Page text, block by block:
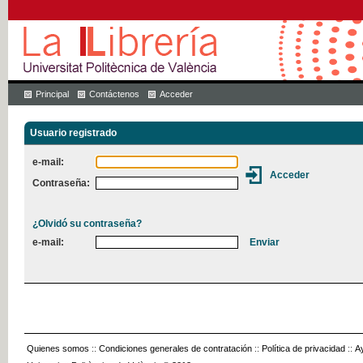
Principal Contáctenos Acceder
Usuario registrado
e-mail:
Contraseña:
¿Olvidó su contraseña?
e-mail:
Quienes somos :: Condiciones generales de contratación :: Política de privacidad ::